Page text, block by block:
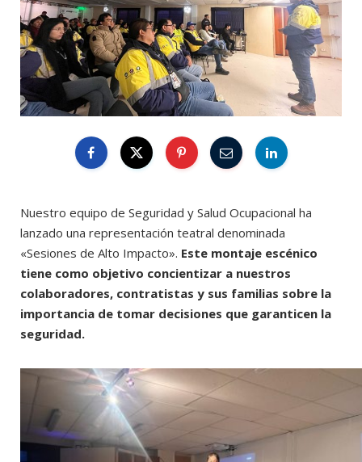
Nuestro equipo de Seguridad y Salud Ocupacional ha
lanzado una representación teatral denominada
«Sesiones de Alto Impacto». Este montaje escénico
tiene como objetivo concientizar a nuestros
colaboradores, contratistas y sus familias sobre la
importancia de tomar decisiones que garanticen la
seguridad.